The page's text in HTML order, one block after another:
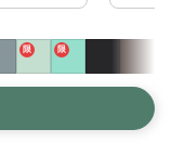
限 限